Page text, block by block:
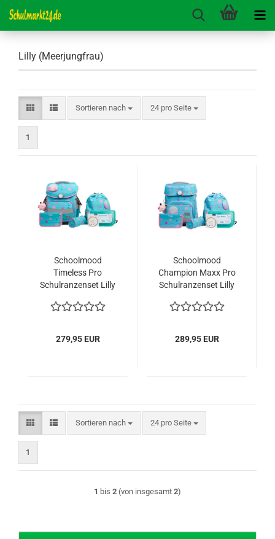
Lilly (Meerjungfrau)
Sortieren nach
Sortieren nach 24 pro Seite
pro Seite
1
Schoolmood
Timeless Pro
Schulranzenset Lilly
(7tlg.)
279,95 EUR
Schoolmood
Champion Maxx Pro
Schulranzenset Lilly
(7tlg.)
289,95 EUR
Sortieren nach
Sortieren nach 24 pro Seite
pro Seite
1
1 bis 2 (von insgesamt 2)